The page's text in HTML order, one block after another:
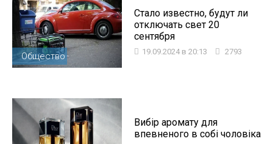
Общество
Стало известно, будут ли
отключать свет 20
сентября
19.09.2024 в 20:13 2793
Вибір аромату для
впевненого в собі чоловіка